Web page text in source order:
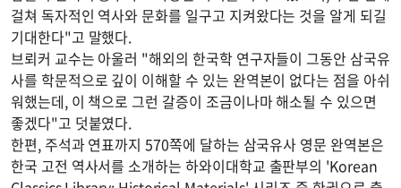
걸쳐 독자적인 역사와 문화를 일구고 지켜왔다는 것을 알게 되길
기대한다"고 말했다.
브뢰커 교수는 아울러 "해외의 한국학 연구자들이 그동안 삼국유
사를 학문적으로 깊이 이해할 수 있는 완역본이 없다는 점을 아쉬
워했는데, 이 책으로 그런 갈증이 조금이나마 해소될 수 있으면
좋겠다"고 덧붙였다.
한편, 주석과 연표까지 570쪽에 달하는 삼국유사 영문 완역본은
한국 고전 역사서를 소개하는 하와이대학교 출판부의 'Korean